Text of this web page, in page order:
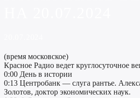
(время московское)
Красное Радио ведет круглосуточное
0:00 День в истории
0:13 Центробанк — слуга рантье.
Золотов, доктор экономических наук.